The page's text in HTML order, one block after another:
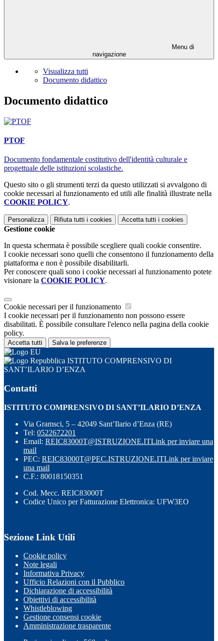
Menu di
navigazione
Visualizza tutti
Documento didattico
Documento didattico
PTOF
Documento fondamentale costitutivo dell'identità culturale e
progettuale delle istituzioni scolastiche.
Questo sito o gli strumenti terzi da questo utilizzati si avvalgono di
cookie necessari al funzionamento ed utili alle finalità illustrate nella
COOKIE POLICY.
Personalizza Rifiuta tutti i cookies Accetta tutti i cookies
Gestione cookie
In questa schermata è possibile scegliere quali cookie consentire.
I cookie necessari sono quelli che consentono il funzionamento della
piattaforma e non è possibile disabilitarli.
Per conoscere quali sono i cookie necessari al funzionamento potete
visionare la COOKIE POLICY.
Cookie necessari per il funzionamento
I cookie necessari per il funzionamento non possono essere
disabilitati. È possibile consultare l'elenco nella pagina della cookie
policy.
Accetta tutti Salva le preferenze
ISTITUTO COMPRENSIVO DI
SANT’ILARIO D’ENZA
Contatti
ISTITUTO COMPRENSIVO DI SANT’ILARIO D’ENZA
Via Gramsci, 5 – 42049 Sant’Ilario d’Enza (RE)
Tel: 0522672201
Email: REIC83000T@ISTRUZIONE.ITLink per inviare una
mail
PEC: REIC83000T@PEC.ISTRUZIONE.ITLink per inviare
una mail
C.F.: 80018150351
Cod. Mecc. REIC83000T
Codice Unico per Fatturazione Elettronica: UFW3EO
Sezione Link Utili
Cookie policy
Note legali
Informativa Privacy
Ufficio Relazioni con il Pubblico
Dichiarazione di accessibilità
Obiettivi di accessibilità
Whistleblowing
Gestione consensi cookie
Amministrazione trasparente